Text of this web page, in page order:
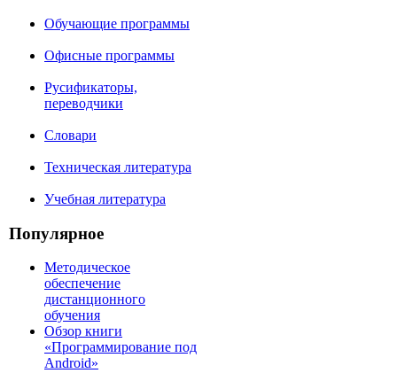
Обучающие программы
Офисные программы
Русификаторы,
переводчики
Словари
Техническая литература
Учебная литература
Популярное
Методическое
обеспечение
дистанционного
обучения
Обзор книги
«Программирование под
Android»